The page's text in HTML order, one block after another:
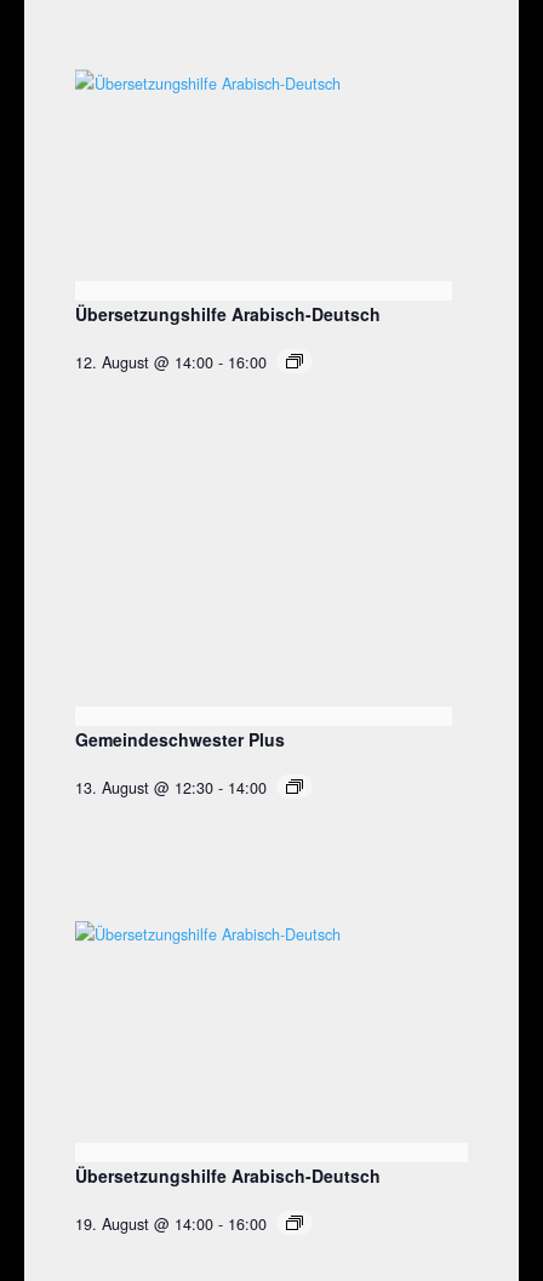
Übersetzungshilfe Arabisch-Deutsch
12. August @ 14:00 - 16:00
Gemeindeschwester Plus
13. August @ 12:30 - 14:00
Übersetzungshilfe Arabisch-Deutsch
19. August @ 14:00 - 16:00